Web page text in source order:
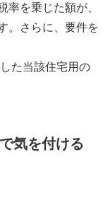
率を乗じた額が、
。さらに、要件を
た当該住宅用の
気を付ける